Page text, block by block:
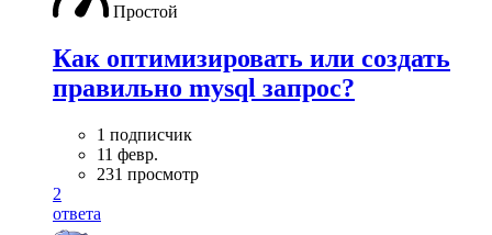
Простой
Как оптимизировать или создать
правильно mysql запрос?
1 подписчик
11 февр.
231 просмотр
2
ответа